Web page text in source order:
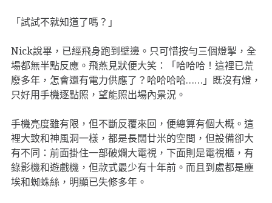
「試試不就知道了嗎？」
Nick說畢，已經飛身跑到壁邊。只可惜按勻三個燈掣，全
場都無半點反應。飛燕見狀便大笑：「哈哈哈！這裡已荒
廢多年，怎會還有電力供應了？哈哈哈哈……」既沒有燈，
只好用手機逐點照，望能照出場內景況。
手機亮度雖有限，但不斷反覆來回，便總算有個大概。這
裡大致和神風洞一樣，都是長闊廿米的空間，但設備卻大
有不同：前面掛住一部破爛大電視，下面則是電視櫃，有
錄影機和遊戲機，但款式最少有十年前。而且到處都是塵
埃和蜘蛛絲，明顯已失修多年。